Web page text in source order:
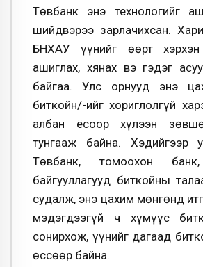
Төвбанк энэ технологийг
шийдвэрээ зарлачихсан.
БНХАУ үүнийг өөрт хэрхэн
ашиглах, хянах вэ гэдэг
байгаа. Улс орнууд энэ
биткойн/-ийг хориглолгүй
албан ёсоор хүлээн
тунгааж байна. Хэдийгээр
Төвбанк, томоохон банк,
байгууллагууд биткойны
судалж, энэ цахим мөнгөнд
мэдэгдээгүй ч хүмүүс
сонирхож, үүнийг дагаад
өссөөр байна.